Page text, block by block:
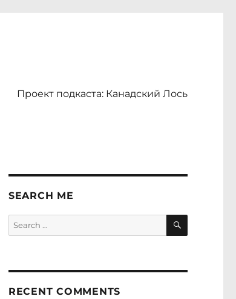
Проект подкаста: Канадский Лось
SEARCH ME
Search
for:
SEARCH
RECENT COMMENTS